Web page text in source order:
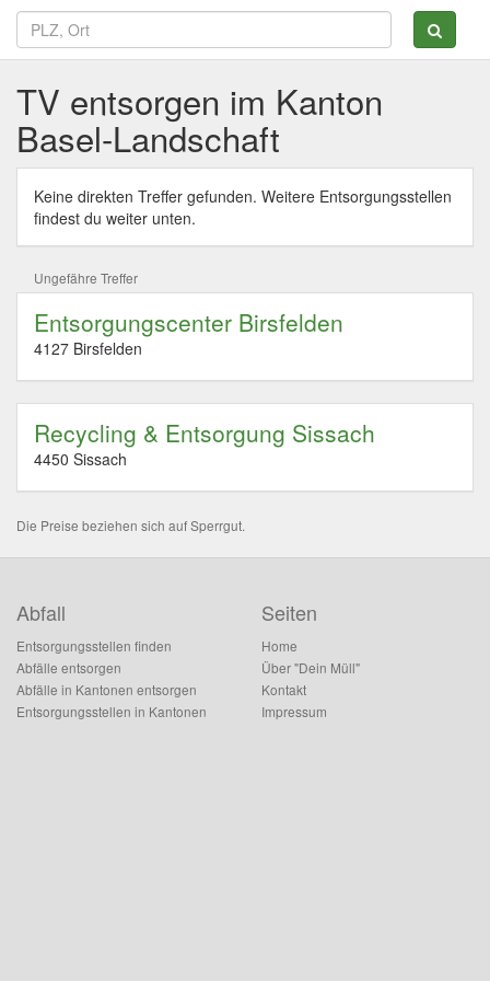
TV entsorgen im Kanton
Basel-Landschaft
Keine direkten Treffer gefunden. Weitere Entsorgungsstellen
findest du weiter unten.
Ungefähre Treffer
Entsorgungscenter Birsfelden
4127 Birsfelden
Recycling & Entsorgung Sissach
4450 Sissach
Die Preise beziehen sich auf Sperrgut.
Abfall
Entsorgungsstellen finden
Abfälle entsorgen
Abfälle in Kantonen entsorgen
Entsorgungsstellen in Kantonen
Seiten
Home
Über "Dein Müll"
Kontakt
Impressum